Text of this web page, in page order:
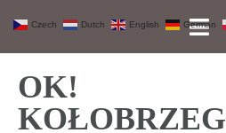
OK!
KOŁOBRZEG
Czech Dutch English German